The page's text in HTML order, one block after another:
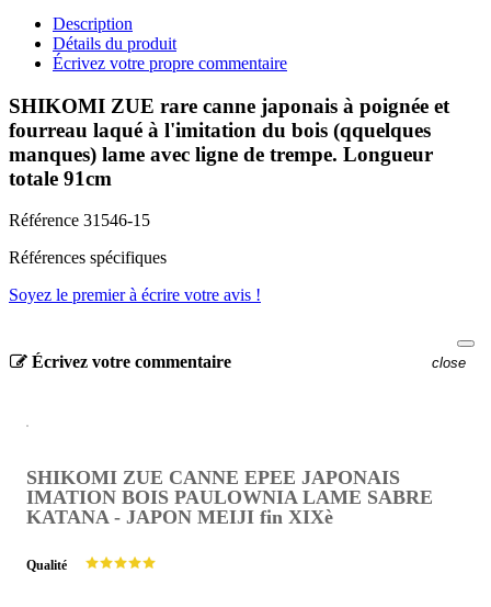
Description
Détails du produit
Écrivez votre propre commentaire
SHIKOMI ZUE rare canne japonais à poignée et
fourreau laqué à l'imitation du bois (qquelques
manques) lame avec ligne de trempe. Longueur
totale 91cm
Référence 31546-15
Références spécifiques
Soyez le premier à écrire votre avis !
Écrivez votre commentaire close
SHIKOMI ZUE CANNE EPEE JAPONAIS
IMATION BOIS PAULOWNIA LAME SABRE
KATANA - JAPON MEIJI fin XIXè
Qualité